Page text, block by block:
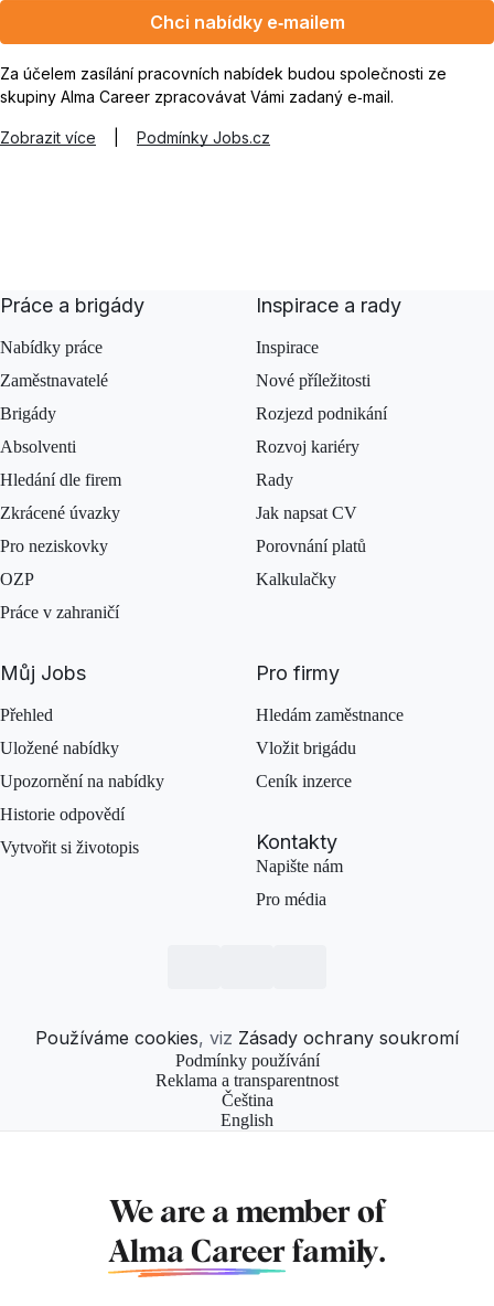
Chci nabídky e‑mailem
Za účelem zasílání pracovních nabídek budou společnosti ze
skupiny Alma Career zpracovávat Vámi zadaný e‑mail.
Zobrazit více Podmínky Jobs.cz
Práce a brigády
Nabídky práce
Zaměstnavatelé
Brigády
Absolventi
Hledání dle firem
Zkrácené úvazky
Pro neziskovky
OZP
Práce v zahraničí
Inspirace a rady
Inspirace
Nové příležitosti
Rozjezd podnikání
Rozvoj kariéry
Rady
Jak napsat CV
Porovnání platů
Kalkulačky
Můj Jobs
Přehled
Uložené nabídky
Upozornění na nabídky
Historie odpovědí
Vytvořit si životopis
Pro firmy
Hledám zaměstnance
Vložit brigádu
Ceník inzerce
Kontakty
Napište nám
Pro média
Používáme cookies, viz Zásady ochrany soukromí
Podmínky používání
Reklama a transparentnost
Čeština
English
We are a member of
Alma Career family.